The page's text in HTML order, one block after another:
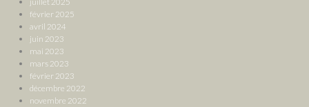
février 2025
avril 2024
juin 2023
mai 2023
mars 2023
février 2023
décembre 2022
novembre 2022